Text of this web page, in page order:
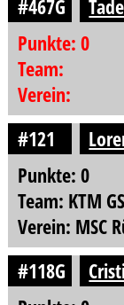
#467G
Punkte: 0
Team:
Verein:
#121
Punkte: 0
Team: KTM
Verein: MSC
#118G